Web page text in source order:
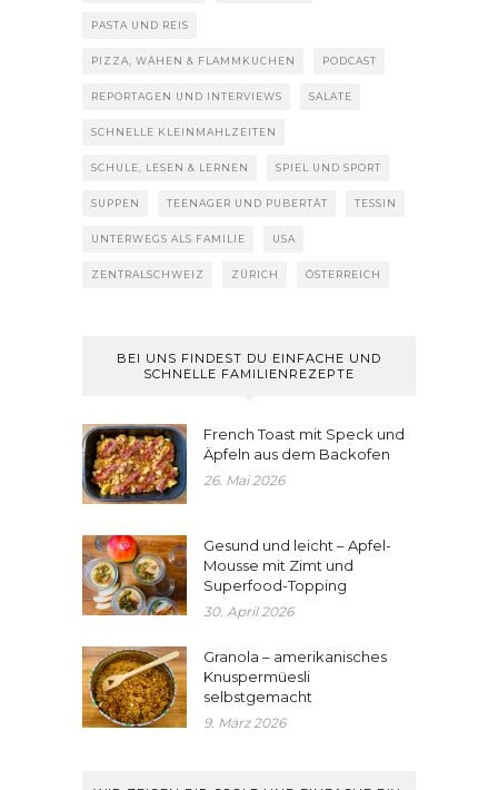
PASTA UND REIS
PIZZA, WÄHEN & FLAMMKUCHEN PODCAST
REPORTAGEN UND INTERVIEWS SALATE
SCHNELLE KLEINMAHLZEITEN
SCHULE, LESEN & LERNEN SPIEL UND SPORT
SUPPEN TEENAGER UND PUBERTÄT TESSIN
UNTERWEGS ALS FAMILIE USA
ZENTRALSCHWEIZ ZÜRICH ÖSTERREICH
BEI UNS FINDEST DU EINFACHE UND
SCHNELLE FAMILIENREZEPTE
French Toast mit Speck und
Äpfeln aus dem Backofen
26. Mai 2026
Gesund und leicht – Apfel-
Mousse mit Zimt und
Superfood-Topping
30. April 2026
Granola – amerikanisches
Knuspermüesli
selbstgemacht
9. März 2026